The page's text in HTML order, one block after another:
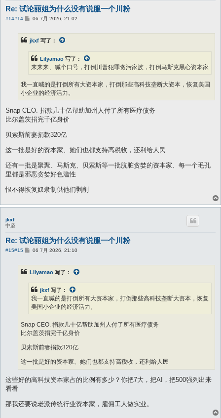
Re: 试论丽姐为什么没有说服一个川粉
#14#14
帖
06 7月 2026, 21:02
jkxf 写了：
Lilyamao 写了：
来来来、喊个口号，打倒川普犯罪贪污家族，打倒马斯克黑心资本家
我一直喊的是打倒所有大资本家，打倒那些高科技垄断大资本，恢复美国
小企业的经济活力。
Snap CEO. 捐款几十亿帮助加州人付了所有医疗债务
比尔盖茨捐完千亿身价
贝索斯前妻捐款320亿
这一批是好的资本家、她们也都支持高税收，还利给人民
还有一批是聚聚、马斯克、贝索斯等一批肮脏贪婪的资本家、每一个毛孔
里都是邪恶贪婪好色滥性
恨不得恢复奴隶制供他们剥削
jkxf
中坚
Re: 试论丽姐为什么没有说服一个川粉
#15#15
帖
06 7月 2026, 21:10
Lilyamao 写了：
jkxf 写了：
我一直喊的是打倒所有大资本家，打倒那些高科技垄断大资本，恢复
美国小企业的经济活力。
Snap CEO. 捐款几十亿帮助加州人付了所有医疗债务
比尔盖茨捐完千亿身价
贝索斯前妻捐款320亿
这一批是好的资本家、她们也都支持高税收，还利给人民
还有一批是聚聚、马斯克、贝索斯等一批肮脏贪婪的资本家、每一个毛孔
里都是邪恶贪婪好色滥性
恨不得恢复奴隶制供他们剥削
这些好的高科技资本家占的比例有多少？你把7大，把AI，把500强列出来
看看
那我还要说老派传统行业资本家，雇佣工人做实业。